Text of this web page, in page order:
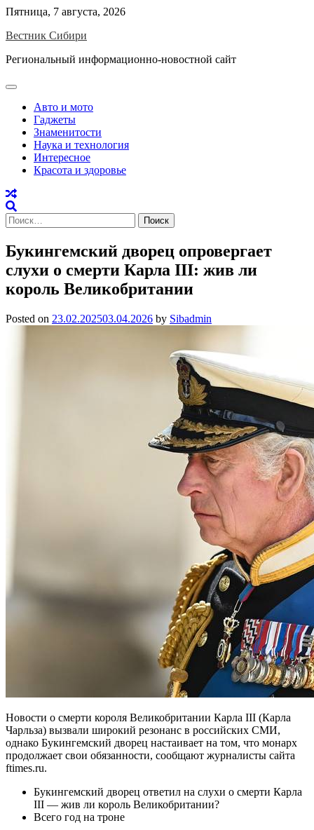
Skip
content
Пятница, 7 августа, 2026
Вестник Сибири
Региональный информационно-новостной сайт
Авто и мото
Гаджеты
Знаменитости
Наука и технология
Интересное
Красота и здоровье
Найти:
Букингемский дворец опровергает
слухи о смерти Карла III: жив ли
король Великобритании
Posted on 23.02.202503.04.2026 by Sibadmin
Новости о смерти короля Великобритании Карла III (Карла
Чарльза) вызвали широкий резонанс в российских СМИ,
однако Букингемский дворец настаивает на том, что монарх
продолжает свои обязанности, сообщают журналисты сайта
ftimes.ru.
Букингемский дворец ответил на слухи о смерти Карла
III — жив ли король Великобритании?
Всего год на троне